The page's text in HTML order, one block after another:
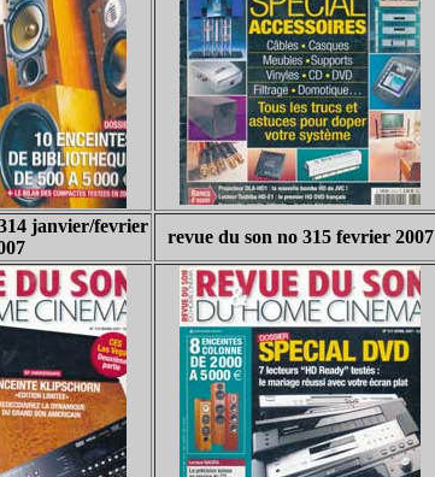
janvier/fevrier
revue du son no 315 fevrier 2007